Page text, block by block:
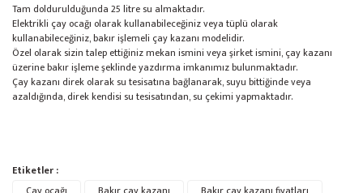
Tam doldurulduğunda 25 litre su almaktadır.
Elektrikli çay ocağı olarak kullanabileceğiniz veya tüplü olarak
kullanabileceğiniz, bakır işlemeli çay kazanı modelidir.
Özel olarak sizin talep ettiğiniz mekan ismini veya şirket ismini, çay kazanı
üzerine bakır işleme şeklinde yazdırma imkanımız bulunmaktadır.
Çay kazanı direk olarak su tesisatına bağlanarak, suyu bittiğinde veya
azaldığında, direk kendisi su tesisatından, su çekimi yapmaktadır.
Bu ürünün fiyat bilgisi, resim, ürün açıklamalarında ve diğer konularda
yetersiz gördüğünüz noktaları öneri formunu kullanarak tarafımıza
Etiketler :